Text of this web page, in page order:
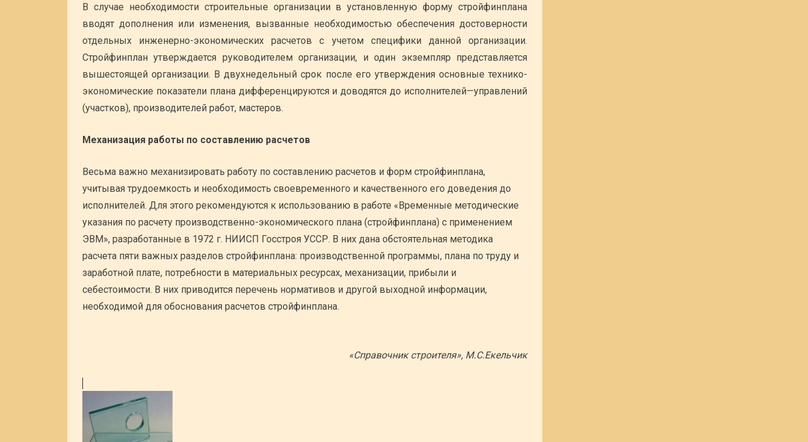
В случае необходимости строительные организации в установленную форму стройфинплана
вводят дополнения или изменения, вызванные необходимостью обеспечения достоверности
отдельных инженерно-экономических расчетов с учетом специфики данной организации.
Стройфинплан утверждается руководителем организации, и один экземпляр представляется
вышестоящей организации. В двухнедельный срок после его утверждения основные технико-
экономические показатели плана дифференцируются и доводятся до исполнителей—управлений
(участков), производителей работ, мастеров.
Механизация работы по составлению расчетов
Весьма важно механизировать работу по составлению расчетов и форм стройфинплана,
учитывая трудоемкость и необходимость своевременного и качественного его доведения до
исполнителей. Для этого рекомендуются к использованию в работе «Временные методические
указания по расчету производственно-экономического плана (стройфинплана) с применением
ЭВМ», разработанные в 1972 г. НИИСП Госстроя УССР. В них дана обстоятельная методика
расчета пяти важных разделов стройфинплана: производственной программы, плана по труду и
заработной плате, потребности в материальных ресурсах, механизации, прибыли и
себестоимости. В них приводится перечень нормативов и другой выходной информации,
необходимой для обоснования расчетов стройфинплана.
«Справочник строителя», М.С.Екельчик